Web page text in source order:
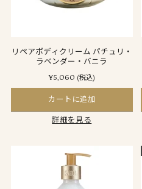
リペアボディクリーム パチュリ・
ラベンダー・バニラ
¥5,060 (税込)
カートに追加
詳細を見る